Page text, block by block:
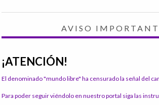
AVISO
¡ATENCIÓN!
El denominado "mundo libre" ha censurado la señal del
Para poder seguir viéndolo en nuestro portal siga las